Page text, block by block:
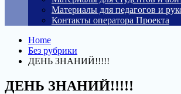
Материалы для педагогов и
Контакты оператора Проекта
Home
Без рубрики
ДЕНЬ ЗНАНИЙ!!!!!
ДЕНЬ ЗНАНИЙ!!!!!